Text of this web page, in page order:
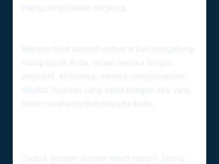
mengurangi beban kerjanya.
Mereka tidak posesif dalam artian mengekang
ruang gerak Anda, tetapi mereka sangat
protektif. Akibatnya, mereka mengharapkan
tingkat loyalitas yang sama dengan apa yang
telah mereka berikan kepada Anda.
Zodiak dengan elemen tanah seperti Taurus